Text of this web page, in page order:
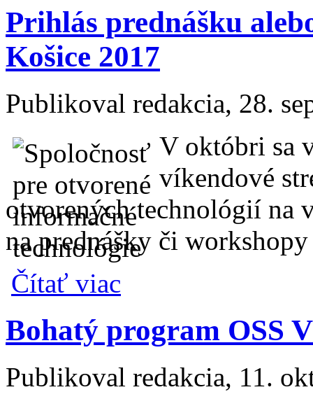
Prihlás prednášku
Košice 2017
Publikoval redakcia, 28.
V októbri sa
víkendové
otvorených technológií na
na prednášky či
Čítať viac
Bohatý program OSS
Publikoval redakcia, 11.